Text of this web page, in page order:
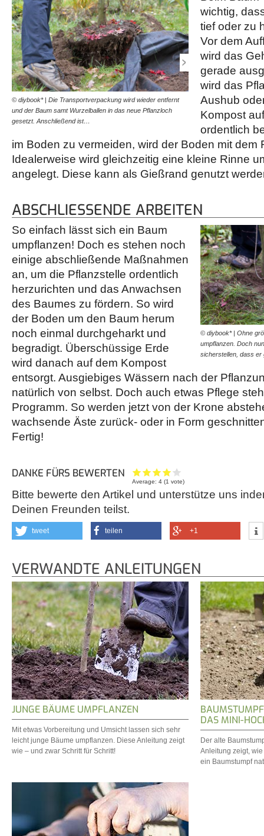
© diybook* | Die Transportverpackung wird wieder entfernt
und der Baum samt Wurzelballen in das neue Pflanzloch
gesetzt. Anschließend ist…
© diybook* | Hat alles
mit dem Aushub bzw.
Danach wird der…
wichtig,
tief oder zu
Vor dem
wird das
gerade
wird das
Aushub
Kompost
ordentlich
im Boden zu vermeiden, wird der Boden mit dem
Idealerweise wird gleichzeitig eine kleine Rinne
angelegt. Diese kann als Gießrand genutzt
ABSCHLIESSENDE ARBEITEN
© diybook* | Ohne
umpflanzen. Doch
sicherstellen, dass
So einfach lässt sich ein Baum
umpflanzen! Doch es stehen noch
einige abschließende Maßnahmen
an, um die Pflanzstelle ordentlich
herzurichten und das Anwachsen
des Baumes zu fördern. So wird
der Boden um den Baum herum
noch einmal durchgeharkt und
begradigt. Überschüssige Erde
wird danach auf dem Kompost
entsorgt. Ausgiebiges Wässern nach der
natürlich von selbst. Doch auch etwas Pflege
Programm. So werden jetzt von der Krone
wachsende Äste zurück- oder in Form
Fertig!
DANKE FÜRS BEWERTEN
Average:4 (1 vote)
Bitte bewerte den Artikel und unterstütze uns
Deinen Freunden teilst.
tweet teilen +1
VERWANDTE ANLEITUNGEN
JUNGE BÄUME UMPFLANZEN
Mit etwas Vorbereitung und Umsicht lassen sich sehr
leicht junge Bäume umpflanzen. Diese Anleitung zeigt
wie – und zwar Schritt für Schritt!
DAS MINI-
Der alte
Anleitung zeigt,
ein Baumstumpf